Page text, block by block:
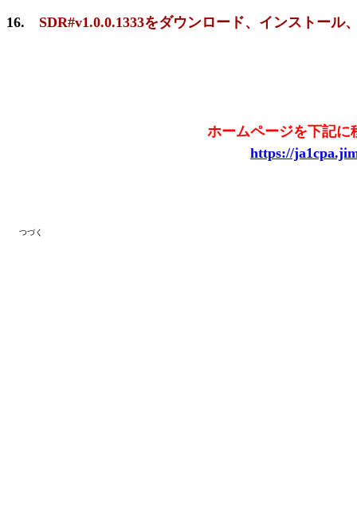
16. SDR#v1.0.0.1333をダウンロード、インストール
ホームページを下記に移転し
https://
つづく